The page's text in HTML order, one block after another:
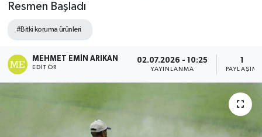
Resmen Başladı
#Bitki koruma ürünleri
MEHMET EMIN ARIKAN
EDITÖR
02.07.2026 - 10:25
YAYINLANMA
1
PAYLAŞIM